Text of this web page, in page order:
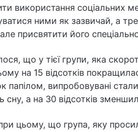
використання соціальних
ними як зазвичай, а
присвятити його спеціально
що у тієї групи, яка
на 15 відсотків
папілом, випробовувані
сну, а на 30 відсотків
цьому, що група, яку